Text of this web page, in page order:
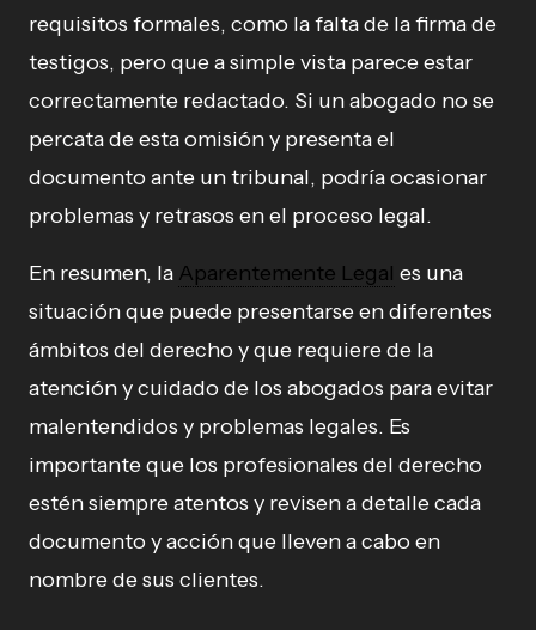
requisitos formales, como la falta de la firma de
testigos, pero que a simple vista parece estar
correctamente redactado. Si un abogado no se
percata de esta omisión y presenta el
documento ante un tribunal, podría ocasionar
problemas y retrasos en el proceso legal.
En resumen, la Aparentemente Legal es una
situación que puede presentarse en diferentes
ámbitos del derecho y que requiere de la
atención y cuidado de los abogados para evitar
malentendidos y problemas legales. Es
importante que los profesionales del derecho
estén siempre atentos y revisen a detalle cada
documento y acción que lleven a cabo en
nombre de sus clientes.